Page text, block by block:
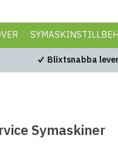
Blixtsnabba
Symaskiner